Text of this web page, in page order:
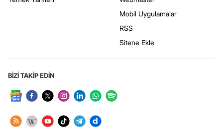
Mobil Uygulamalar
RSS
Sitene Ekle
BİZİ TAKİP EDİN